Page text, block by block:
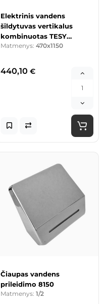
Elektrinis vandens
šildytuvas vertikalus
kombinuotas TESY
GCV9S120 RCP su sausu
elementu
Matmenys: 470x1150
440,10 €
Čiaupas vandens
prileidimo 8150
Matmenys: 1/2